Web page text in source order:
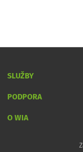
SLUŽBY
PODPORA
O WIA